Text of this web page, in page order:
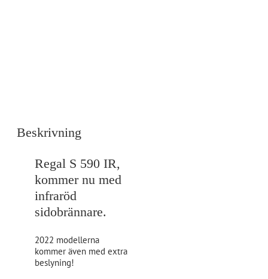
Beskrivning
Regal S 590 IR,
kommer nu med
infraröd
sidobrännare.
2022 modellerna
kommer även med extra
beslyning!